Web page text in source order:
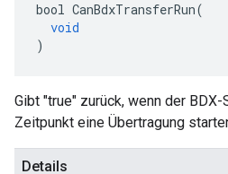
bool CanBdxTransferRun(
void
)
Gibt "true" zurück, wenn der
Zeitpunkt eine Übertragung
Details